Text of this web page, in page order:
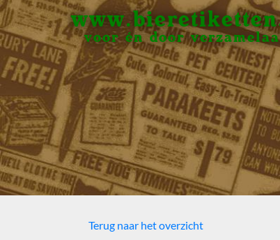
voor én door
Terug naar het overzicht